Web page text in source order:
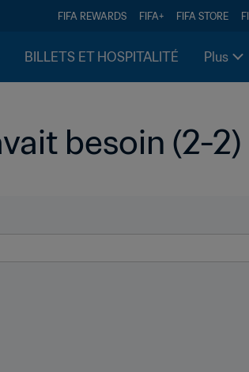
FIFA REWARDS FIFA+ FIFA STORE
BILLETS ET HOSPITALITÉ Plus
besoin (2-2)